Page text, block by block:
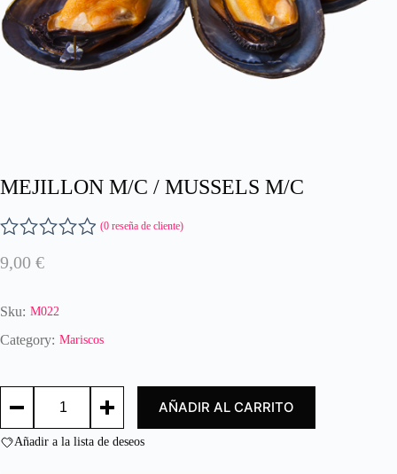
MEJILLON M/C / MUSSELS M/C
V
a
o
a
n
0
(0 reseña de cliente)
9,00 €
Sku: M022
Category: Mariscos
M/C
MUSSELS
AÑADIR AL CARRITO
Añadir a la lista de deseos